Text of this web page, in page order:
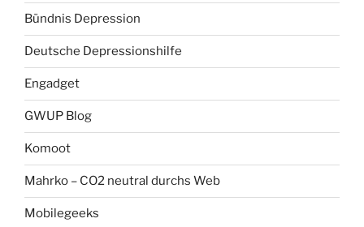
Bündnis Depression
Deutsche Depressionshilfe
Engadget
GWUP Blog
Komoot
Mahrko – CO2 neutral durchs Web
Mobilegeeks